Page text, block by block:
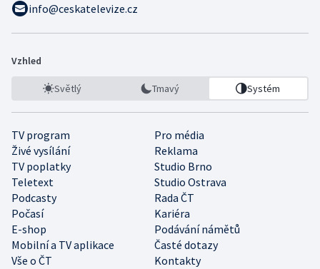
info@ceskatelevize.cz
Vzhled
Světlý Tmavý Systém
TV program
Pro média
Živé vysílání
Reklama
TV poplatky
Studio Brno
Teletext
Studio Ostrava
Podcasty
Rada ČT
Počasí
Kariéra
E-shop
Podávání námětů
Mobilní a TV aplikace
Časté dotazy
Vše o ČT
Kontakty